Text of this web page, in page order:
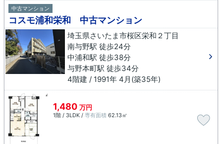
中古マンション
コスモ浦和栄和 中古マンション
埼玉県さいたま市桜区栄和２丁目
南与野駅 徒歩24分
中浦和駅 徒歩38分
与野本町駅 徒歩34分
4階建 / 1991年 4月(築35年)
1,480 万円
1階 / 3LDK / 専有面積 62.13㎡